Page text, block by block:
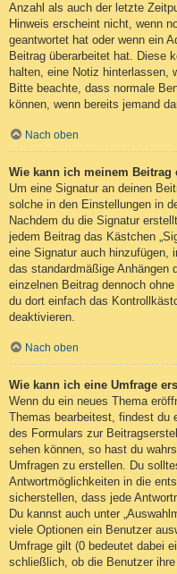
Anzahl als auch der letzte
Hinweis erscheint nicht, wenn
geantwortet hat oder wenn ein
Beitrag überarbeitet hat. Diese
halten, eine Notiz hinterlassen,
Bitte beachte, dass normale
können, wenn bereits jemand
Nach oben
Wie kann ich meinem Beitrag
Um eine Signatur an deinen
solche in den Einstellungen in
Nachdem du die Signatur
jedem Beitrag das Kästchen
eine Signatur auch hinzufügen,
das standardmäßige Anhängen
einzelnen Beitrag dennoch
du dort einfach das
deaktivieren.
Nach oben
Wie kann ich eine Umfrage
Wenn du ein neues Thema
Themas bearbeitest, findest du
des Formulars zur
sehen können, so hast du
Umfragen zu erstellen. Du
Antwortmöglichkeiten in die
sicherstellen, dass jede
Du kannst auch unter
viele Optionen ein Benutzer
Umfrage gilt (0 bedeutet dabei
schließlich, ob die Benutzer